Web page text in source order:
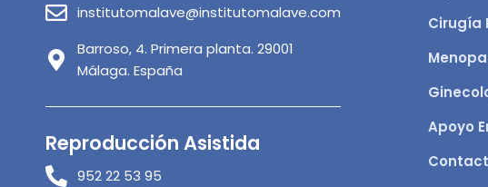
institutomalave@institutomalave.com
Barroso, 4. Primera planta. 29001
Málaga. España
Reproducción Asistida
952 22 53 95
Cirugía
Apoyo